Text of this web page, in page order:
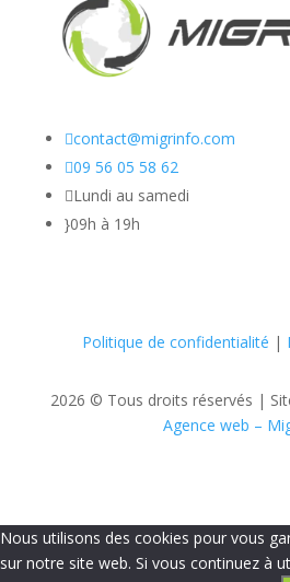
contact@migrinfo.com
09 56 05 58 62
Lundi au samedi
}09h à 19h
Politique de confidentialité |
2026 © Tous droits réservés |
Agence web –
Nous utilisons des cookies pour vous
sur notre site web. Si vous continuez à